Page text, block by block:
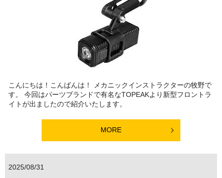
こんにちは！こんばんは！ メカニックインストラクターの牧野で
す。 今回はパーツブランドで有名なTOPEAKより新型フロントラ
イトが出ましたので紹介いたします。
MORE
2025/08/31